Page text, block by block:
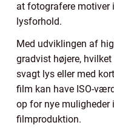
at fotografere motiver
lysforhold.
Med udviklingen af
gradvist højere,
svagt lys eller med
film kan have ISO-
op for nye
filmproduktion.